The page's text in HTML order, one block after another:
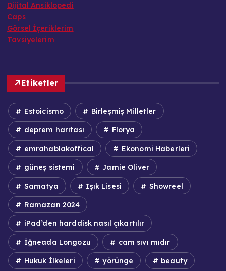
Dijital Ansiklopedi
Caps
Görsel İçeriklerim
Tavsiyelerim
Etiketler
Estoicismo Birleşmiş Milletler
deprem harıtası Florya
emrahablakoffical Ekonomi Haberleri
güneş sistemi Jamie Oliver
Samatya Işık Lisesi Showreel
Ramazan 2024
iPad’den harddisk nasıl çıkartılır
İğneada Longozu cam sıvı mıdır
Hukuk İlkeleri yörünge beauty